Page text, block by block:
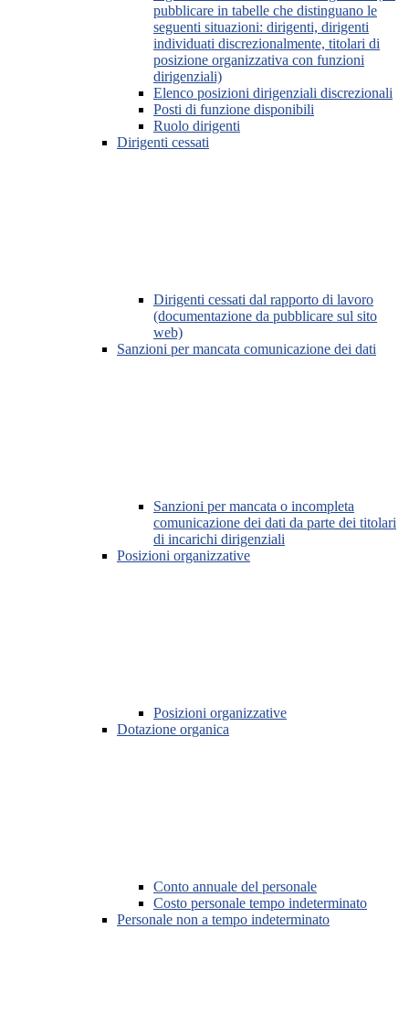
pubblicare in tabelle che distinguano le
seguenti situazioni: dirigenti, dirigenti
individuati discrezionalmente, titolari di
posizione organizzativa con funzioni
dirigenziali)
Elenco posizioni dirigenziali discrezionali
Posti di funzione disponibili
Ruolo dirigenti
Dirigenti cessati
Dirigenti cessati dal rapporto di lavoro
(documentazione da pubblicare sul sito
web)
Sanzioni per mancata comunicazione dei dati
Sanzioni per mancata o incompleta
comunicazione dei dati da parte dei titolari
di incarichi dirigenziali
Posizioni organizzative
Posizioni organizzative
Dotazione organica
Conto annuale del personale
Costo personale tempo indeterminato
Personale non a tempo indeterminato